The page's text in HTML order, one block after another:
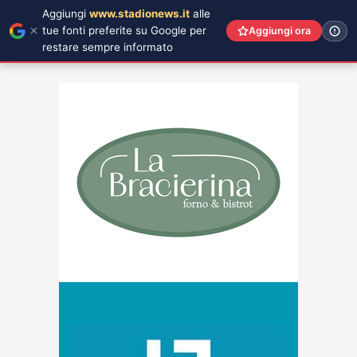
Aggiungi www.stadionews.it alle
tue fonti preferite su Google per
restare sempre informato
Aggiungi ora